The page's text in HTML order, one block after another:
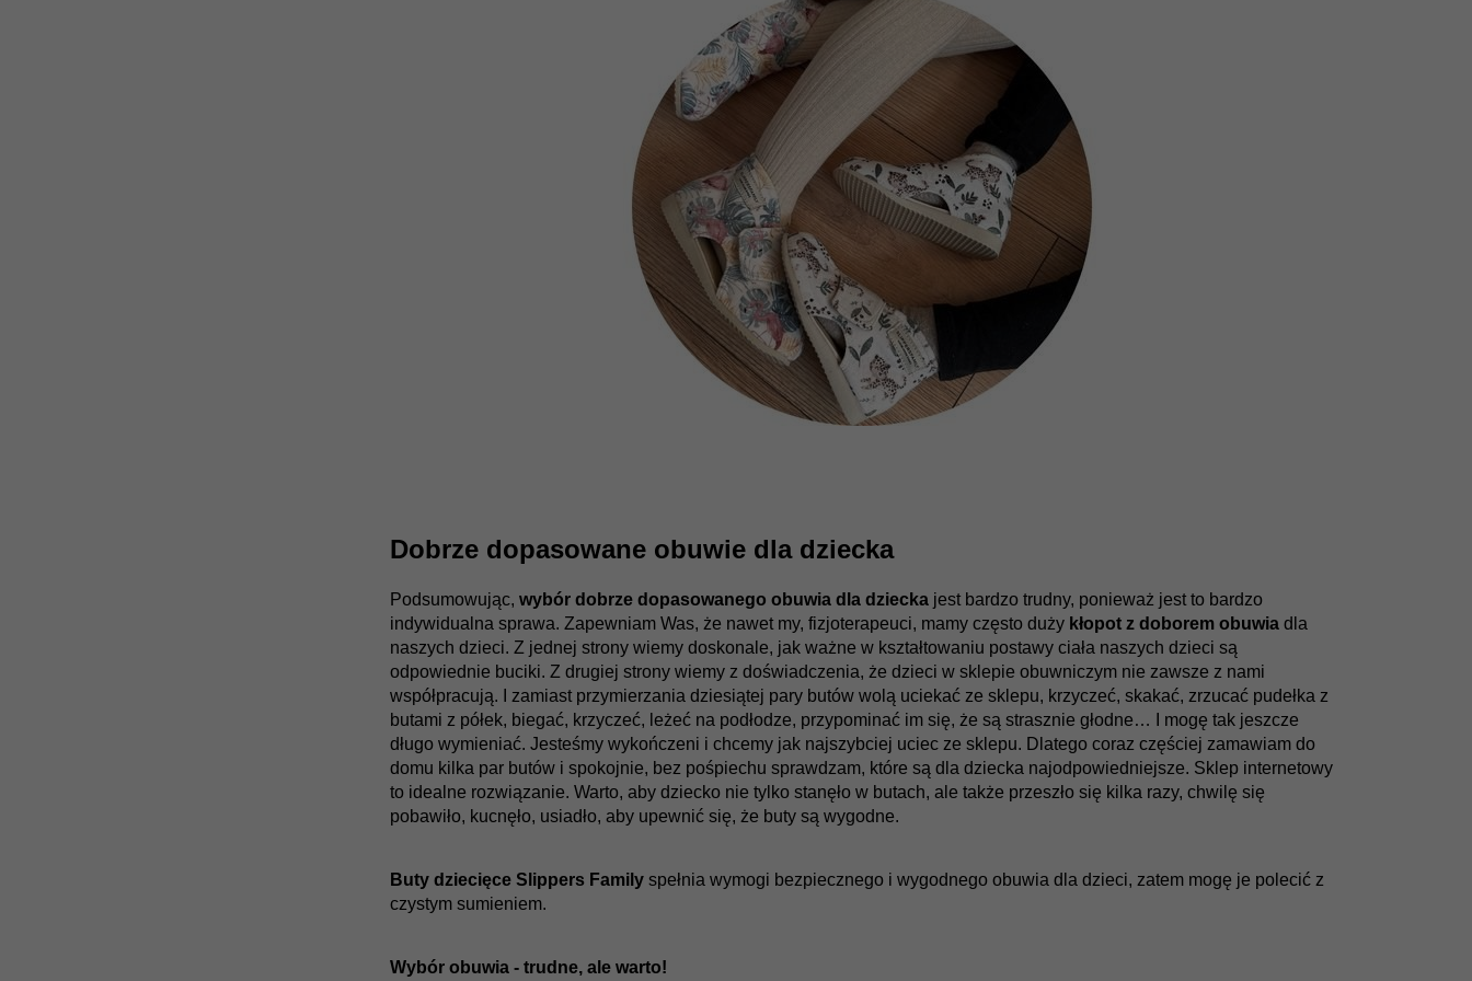
Dobrze dopasowane obuwie dla dziecka
Podsumowując, wybór dobrze dopasowanego obuwia dla dziecka jest bardzo trudny, ponieważ jest to bardzo
indywidualna sprawa. Zapewniam Was, że nawet my, fizjoterapeuci, mamy często duży kłopot z doborem obuwia dla
naszych dzieci. Z jednej strony wiemy doskonale, jak ważne w kształtowaniu postawy ciała naszych dzieci są
odpowiednie buciki. Z drugiej strony wiemy z doświadczenia, że dzieci w sklepie obuwniczym nie zawsze z nami
współpracują. I zamiast przymierzania dziesiątej pary butów wolą uciekać ze sklepu, krzyczeć, skakać, zrzucać pudełka z
butami z półek, biegać, krzyczeć, leżeć na podłodze, przypominać im się, że są strasznie głodne… I mogę tak jeszcze
długo wymieniać. Jesteśmy wykończeni i chcemy jak najszybciej uciec ze sklepu. Dlatego coraz częściej zamawiam do
domu kilka par butów i spokojnie, bez pośpiechu sprawdzam, które są dla dziecka najodpowiedniejsze. Sklep internetowy
to idealne rozwiązanie. Warto, aby dziecko nie tylko stanęło w butach, ale także przeszło się kilka razy, chwilę się
pobawiło, kucnęło, usiadło, aby upewnić się, że buty są wygodne.
Buty dziecięce Slippers Family spełnia wymogi bezpiecznego i wygodnego obuwia dla dzieci, zatem mogę je polecić z
czystym sumieniem.
Wybór obuwia - trudne, ale warto!